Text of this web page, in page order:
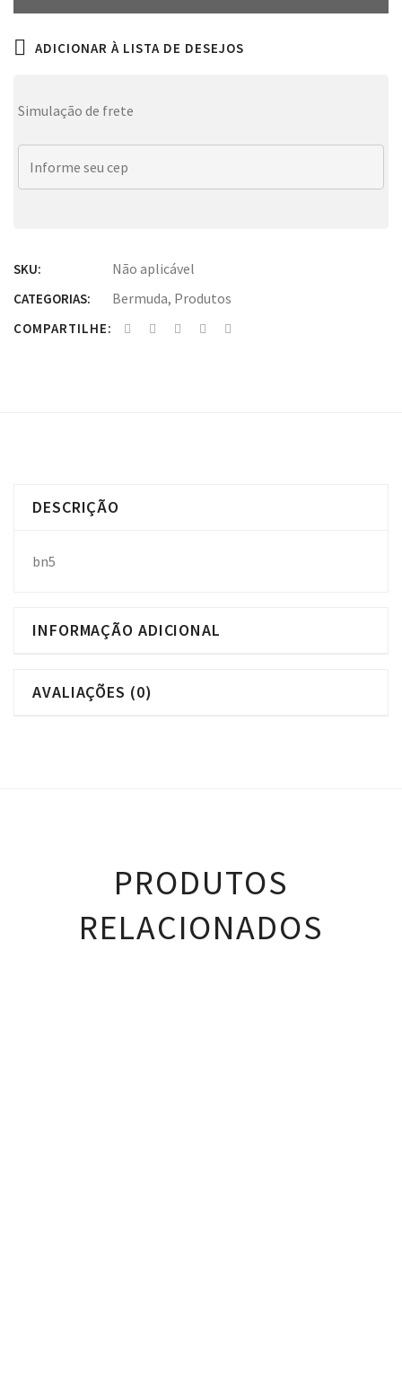
ADICIONAR À LISTA DE DESEJOS
Simulação de frete
SKU: Não aplicável
CATEGORIAS: Bermuda, Produtos
COMPARTILHE:
DESCRIÇÃO
bn5
INFORMAÇÃO ADICIONAL
AVALIAÇÕES (0)
PRODUTOS
RELACIONADOS